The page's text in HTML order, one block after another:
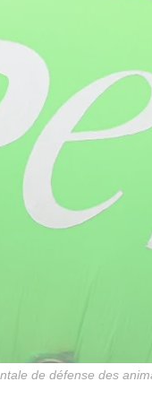
de défense des